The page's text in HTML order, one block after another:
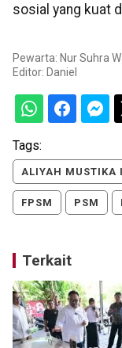
sosial yang kuat
Pewarta: Nur Suhra
Editor: Daniel
Tags:
ALIYAH MUSTIKA
FPSM PSM
Terkait